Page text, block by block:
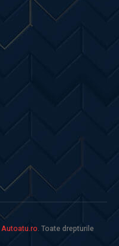
Autoatu.ro. Toate drepturile